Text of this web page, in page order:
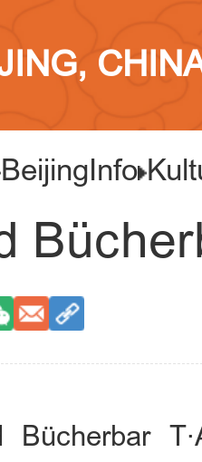
BeijingInfo
Bücherbar